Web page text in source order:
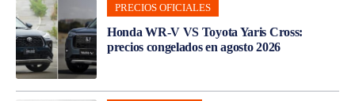
PRECIOS OFICIALES
Honda WR-V VS Toyota Yaris Cross:
precios congelados en agosto 2026